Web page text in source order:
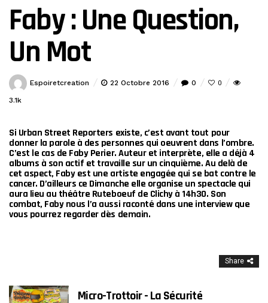
Faby : Une Question,
Un Mot
Espoiretcreation 22 Octobre 2016 0 0
3.1k
Si Urban Street Reporters existe, c’est avant tout pour
donner la parole à des personnes qui oeuvrent dans l’ombre.
C’est le cas de Faby Perier. Auteur et interprète, elle a déjà 4
albums à son actif et travaille sur un cinquième. Au delà de
cet aspect, Faby est une artiste engagée qui se bat contre le
cancer. D’ailleurs ce Dimanche elle organise un spectacle qui
aura lieu au théâtre Ruteboeuf de Clichy à 14h30. Son
combat, Faby nous l’a aussi raconté dans une interview que
vous pourrez regarder dès demain.
Share
Micro-Trottoir - La Sécurité